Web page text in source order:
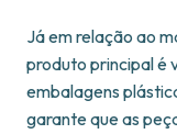
Já em relação ao
produto principal é
embalagens
garante que as